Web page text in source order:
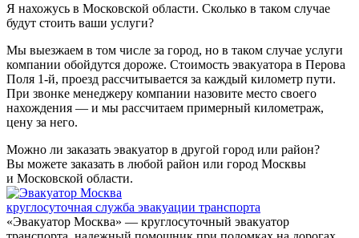
Я нахожусь в Московской области. Сколько в таком случае
будут стоить ваши услуги?
Мы выезжаем в том числе за город, но в таком случае услуги
компании обойдутся дороже. Стоимость эвакуатора в Перова
Поля 1-й, проезд рассчитывается за каждый километр пути.
При звонке менеджеру компании назовите место своего
нахождения — и мы рассчитаем примерный километраж,
цену за него.
Можно ли заказать эвакуатор в другой город или район?
Вы можете заказать в любой район или город Москвы
и Московской области.
круглосуточная служба эвакуации транспорта
«Эвакуатор Москва» — круглосуточный эвакуатор